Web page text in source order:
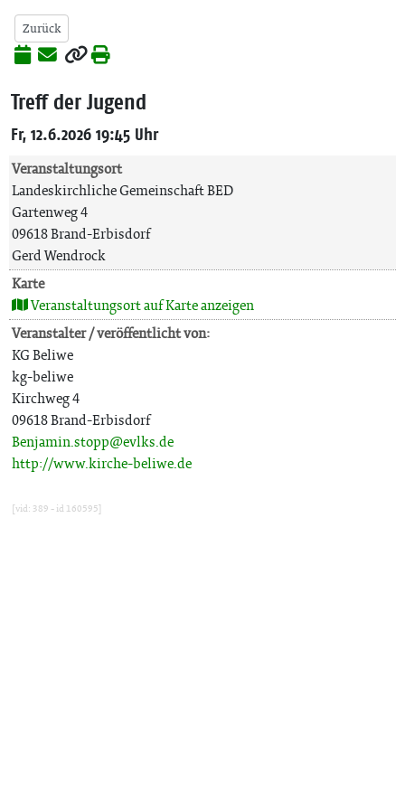
Zurück
Treff der Jugend
Fr, 12.6.2026 19:45 Uhr
Veranstaltungsort
Landeskirchliche Gemeinschaft BED
Gartenweg 4
09618 Brand-Erbisdorf
Gerd Wendrock
Karte
Veranstaltungsort auf Karte anzeigen
Veranstalter / veröffentlicht von:
KG Beliwe
kg-beliwe
Kirchweg 4
09618 Brand-Erbisdorf
Benjamin.stopp@evlks.de
http://www.kirche-beliwe.de
[vid: 389 - id 160595]